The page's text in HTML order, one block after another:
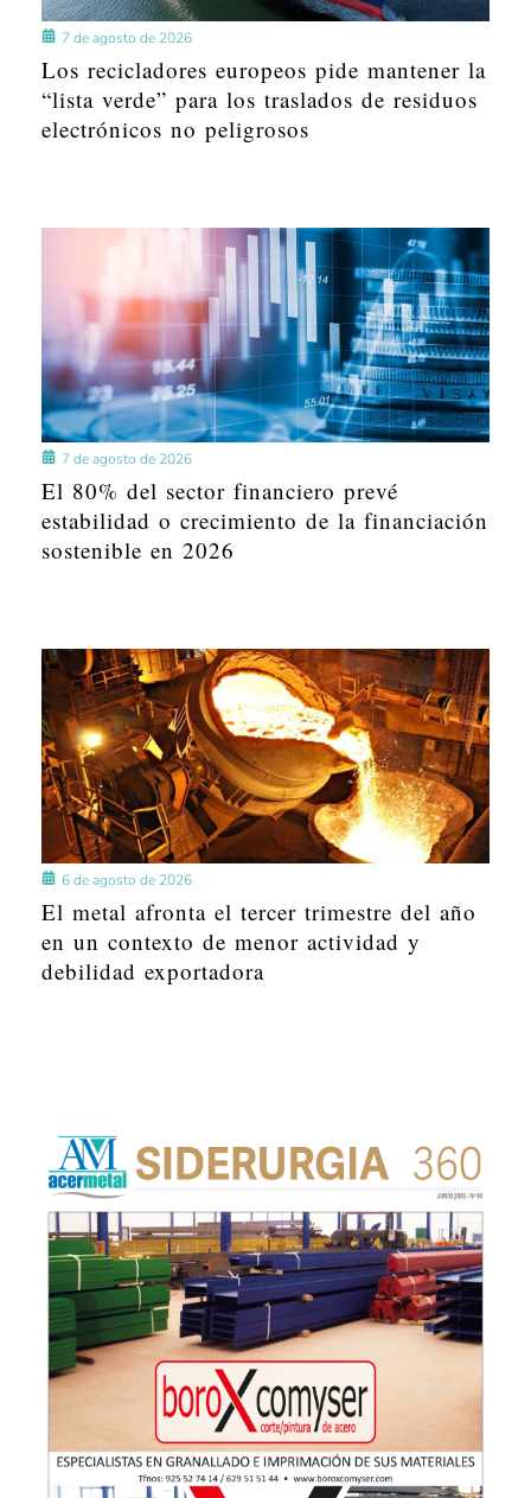
7 de agosto de 2026
Los recicladores europeos pide mantener la
“lista verde” para los traslados de residuos
electrónicos no peligrosos
7 de agosto de 2026
El 80% del sector financiero prevé
estabilidad o crecimiento de la financiación
sostenible en 2026
6 de agosto de 2026
El metal afronta el tercer trimestre del año
en un contexto de menor actividad y
debilidad exportadora